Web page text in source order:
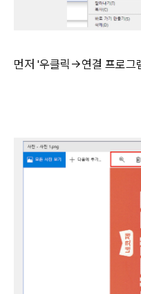
먼저 '우클릭→연결 프로